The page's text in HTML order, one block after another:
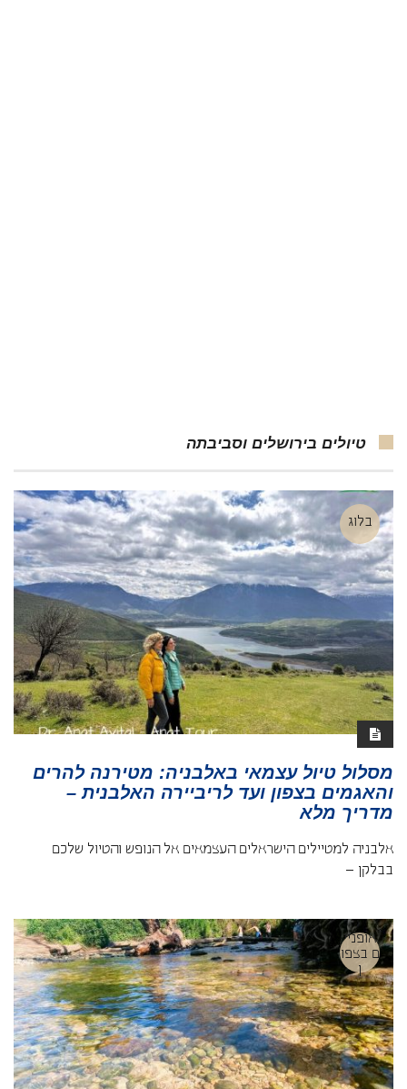
טיולים בירושלים וסביבתה
בלוג
מסלול טיול עצמאי באלבניה: מטירנה להרים
והאגמים בצפון ועד לריביירה האלבנית –
מדריך מלא
אלבניה למטיילים הישראלים העצמאים אל הנופש והטיול שלכם
בבלקן –
אופניי
ם בצפו
ן